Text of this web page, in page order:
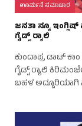
ಊರ್ಮನೆ ಸಮಾಚಾರ
ಜನತಾ ನ್ಯೂ
ಗೈಡ್ಸ್ ರ‍್ಯಾಲಿ
ಕುಂದಾಪ್ರ ಡಾಟ್‌
ಗೈಡ್ಸ್ ರ‍್ಯಾಲಿ
ಬಹಳ ಅದ್ದೂರಿಯಾಗಿ